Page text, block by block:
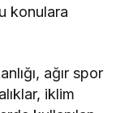
konulara
ağır spor
iklim